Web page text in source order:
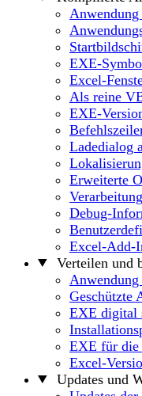
Anwendung
EXE-
Excel-
Als reine
EXE-
Ladedialog
Erweiterte
Debug-
Excel-Add-
Verteilen und
Geschützte
EXE digital
EXE für die
Excel-
Updates und